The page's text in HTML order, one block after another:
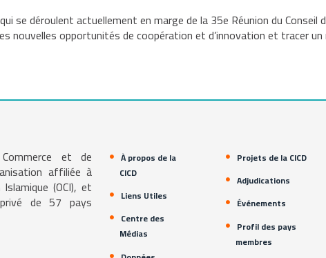
se déroulent actuellement en marge de la 35e Réunion du Conseil
nouvelles opportunités de coopération et d’innovation et tracer un
et de
affiliée à
(OCI), et
de 57 pays
À propos de la
CICD
Liens Utiles
Centre des
Médias
Projets de la CICD
Adjudications
Événements
Profil des pays
membres